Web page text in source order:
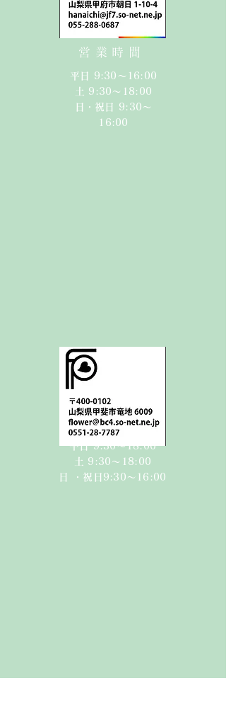
営業時間
平日 9:30〜16:00
​​土 9:30〜18:00​
日・祝日 9:30〜
16:00
平日 9:30〜18:00
​​土 9:30〜18:00​
日 ・祝日 9:30〜16:00